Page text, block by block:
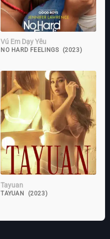
Vú Em Dạy Yêu
NO HARD FEELINGS (2023)
Tayuan
TAYUAN (2023)